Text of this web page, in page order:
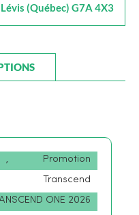
(Québec) G7A 4X3
,
Promotion
Transcend
ONE 2026